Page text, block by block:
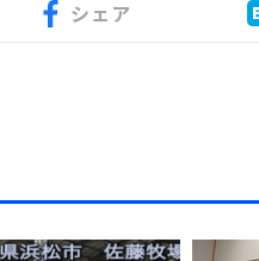
シェア